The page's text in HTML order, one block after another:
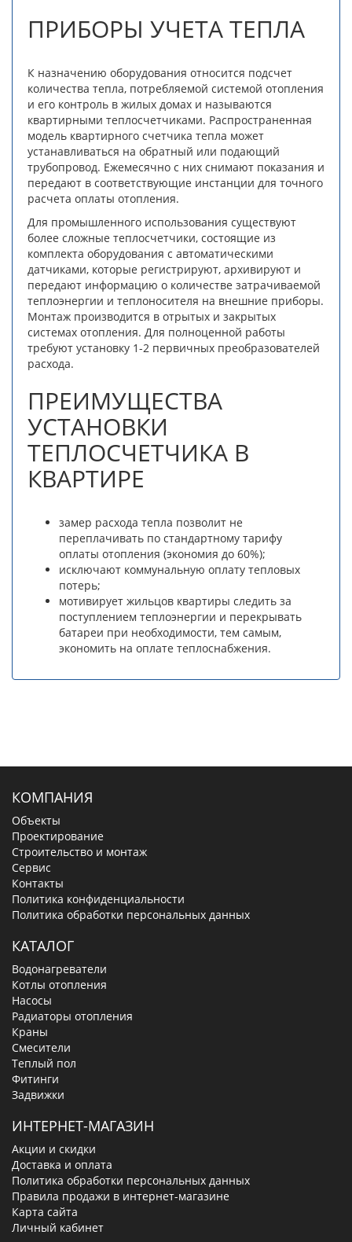
ПРИБОРЫ УЧЕТА ТЕПЛА
К назначению оборудования относится подсчет
количества тепла, потребляемой системой отопления
и его контроль в жилых домах и называются
квартирными теплосчетчиками. Распространенная
модель квартирного счетчика тепла может
устанавливаться на обратный или подающий
трубопровод. Ежемесячно с них снимают показания и
передают в соответствующие инстанции для точного
расчета оплаты отопления.
Для промышленного использования существуют
более сложные теплосчетчики, состоящие из
комплекта оборудования с автоматическими
датчиками, которые регистрируют, архивируют и
передают информацию о количестве затрачиваемой
теплоэнергии и теплоносителя на внешние приборы.
Монтаж производится в отрытых и закрытых
системах отопления. Для полноценной работы
требуют установку 1-2 первичных преобразователей
расхода.
ПРЕИМУЩЕСТВА
УСТАНОВКИ
ТЕПЛОСЧЕТЧИКА В
КВАРТИРЕ
замер расхода тепла позволит не
переплачивать по стандартному тарифу
оплаты отопления (экономия до 60%);
исключают коммунальную оплату тепловых
потерь;
мотивирует жильцов квартиры следить за
поступлением теплоэнергии и перекрывать
батареи при необходимости, тем самым,
экономить на оплате теплоснабжения.
КОМПАНИЯ
Объекты
Проектирование
Строительство и монтаж
Сервис
Контакты
Политика конфиденциальности
Политика обработки персональных данных
КАТАЛОГ
Водонагреватели
Котлы отопления
Насосы
Радиаторы отопления
Краны
Смесители
Теплый пол
Фитинги
Задвижки
ИНТЕРНЕТ-МАГАЗИН
Акции и скидки
Доставка и оплата
Политика обработки персональных данных
Правила продажи в интернет-магазине
Карта сайта
Личный кабинет